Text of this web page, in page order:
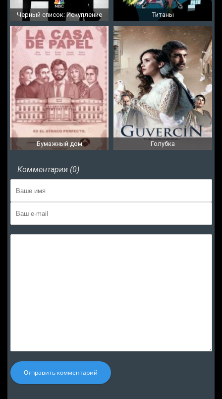
Черный список: Искупление Титаны
Бумажный дом Голубка
Комментарии (0)
Отправить комментарий